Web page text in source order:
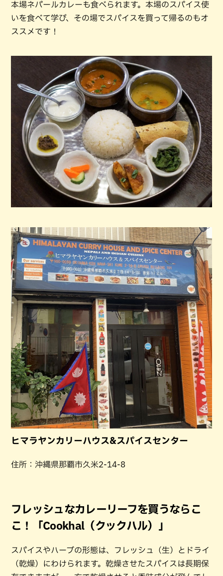
本場ネパールカレーも食べられます。本場のスパイス使
いを食べて学び、その場でスパイスを買って帰るのもオ
ススメです！
ヒマラヤンカリーハウス&スパイスセンター
住所：沖縄県那覇市久米2-14-8
フレッシュなカレーリーフを買うならこ
こ！「Cookhal（クックハル）」
スパイスやハーブの形態は、フレッシュ（生）とドライ
（乾燥）にわけられます。乾燥させたスパイスは長期保